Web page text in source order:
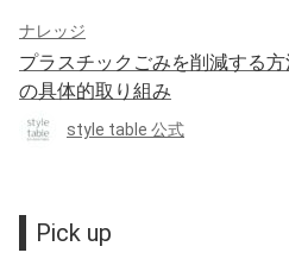
ナレッジ
プラスチックごみを削減する
の具体的取り組み
style table 公式
Pick up